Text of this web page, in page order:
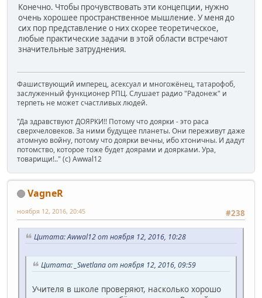
Конечно. Чтобы прочувствовать эти концепции, нужно
очень хорошее пространственное мышление. У меня до
сих пор представление о них скорее теоретическое,
любые практические задачи в этой области встречают
значительные затруднения.
Фашиствующий имперец, асексуал и многожёнец, татарофоб,
заслуженный функционер РПЦ. Слушает радио "Радонеж" и
терпеть не может счастливых людей.
"Да здравствуют ДОЯРКИ!! Потому что доярки - это раса
сверхчеловеков. За ними будущее планеты. Они переживут даже
атомную войну, потому что доярки вечны, ибо хтоничны. И дадут
потомство, которое тоже будет доярами и доярками. Ура,
товарищи!.." (c) Awwal12
VagneR
#238
ноября 12, 2016, 20:45
Цитата: Awwal12 от ноября 12, 2016, 10:28
Цитата: _Swetlana от ноября 12, 2016, 09:59
Учителя в школе проверяют, насколько хорошо